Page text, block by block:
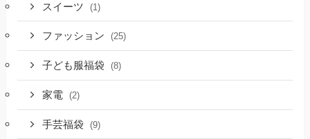
スイーツ (1)
ファッション (25)
子ども服福袋 (8)
家電 (2)
手芸福袋 (9)